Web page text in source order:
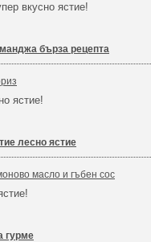
вкусно ястие!
бърза рецепта
ястие!
лесно ястие
масло и гъбен сос
гурме